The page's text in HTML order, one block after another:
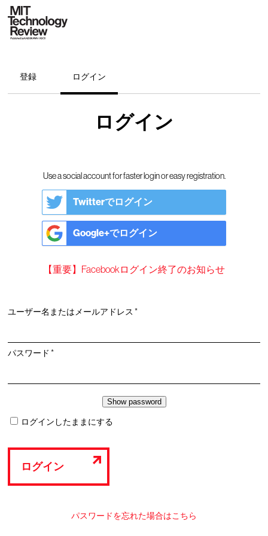
登録 ログイン
ログイン
Use a social account for faster login or easy registration.
Twitterでログイン
Google+でログイン
【重要】Facebookログイン終了のお知らせ
ユーザー名またはメールアドレス*必
パスワード*必
ログインしたままにする
ログイン
パスワードを忘れた場合はこちら